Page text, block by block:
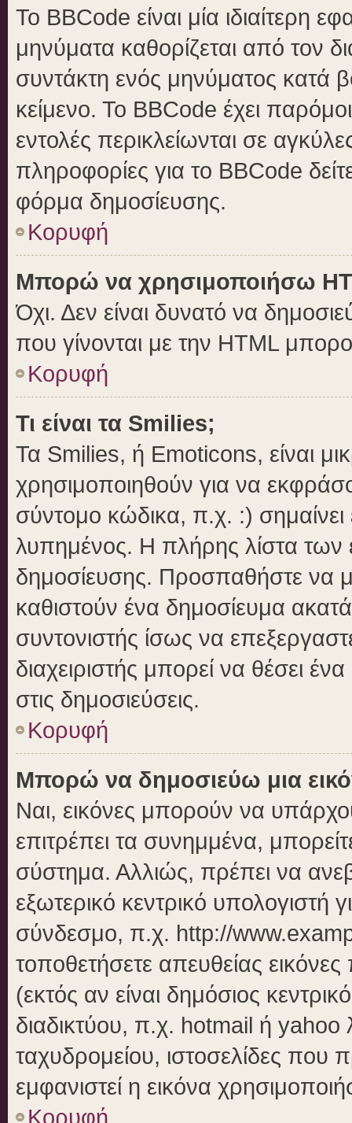
Το BBCode είναι μία ιδιαίτερη
μηνύματα καθορίζεται από τον
συντάκτη ενός μηνύματος κατά
κείμενο. Το BBCode έχει
εντολές περικλείωνται σε
πληροφορίες για το BBCode
φόρμα δημοσίευσης.
Κορυφή
Μπορώ να χρησιμοποιήσω
Όχι. Δεν είναι δυνατό να
που γίνονται με την HTML
Κορυφή
Τι είναι τα Smilies;
Τα Smilies, ή Emoticons, είναι
χρησιμοποιηθούν για να
σύντομο κώδικα, π.χ. :)
λυπημένος. Η πλήρης λίστα των
δημοσίευσης. Προσπαθήστε να
καθιστούν ένα δημοσίευμα
συντονιστής ίσως να
διαχειριστής μπορεί να θέσει
στις δημοσιεύσεις.
Κορυφή
Μπορώ να δημοσιεύω μια
Ναι, εικόνες μπορούν να
επιτρέπει τα συνημμένα,
σύστημα. Αλλιώς, πρέπει να
εξωτερικό κεντρικό υπολογιστή
σύνδεσμο, π.χ. http://
τοποθετήσετε απευθείας
(εκτός αν είναι δημόσιος
διαδικτύου, π.χ. hotmail ή yahoo
ταχυδρομείου, ιστοσελίδες που
εμφανιστεί η εικόνα
Κορυφή